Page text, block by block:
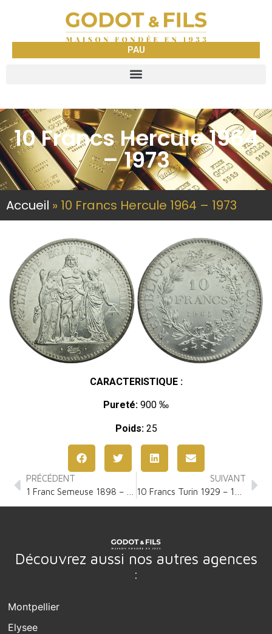
PAU
10 Francs Hercule 1964
– 1973
Accueil » 10 Francs Hercule 1964 – 1973
CARACTERISTIQUE :
Pureté: 900 ‰
Poids:25
PRÉCÉDENT
SUIVANT
Découvrez aussi nos autres agences
:
Montpellier
Elysee